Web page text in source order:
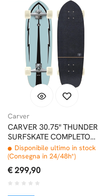
Carver
CARVER 30.75" THUNDER
SURFSKATE COMPLETO
CX/C7
Disponibile ultimo in stock
(Consegna in 24/48h*)
€ 299,90